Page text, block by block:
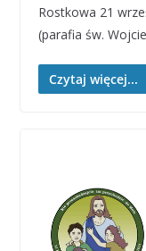
Rostkowa 21
(parafia św.
Czytaj więcej...